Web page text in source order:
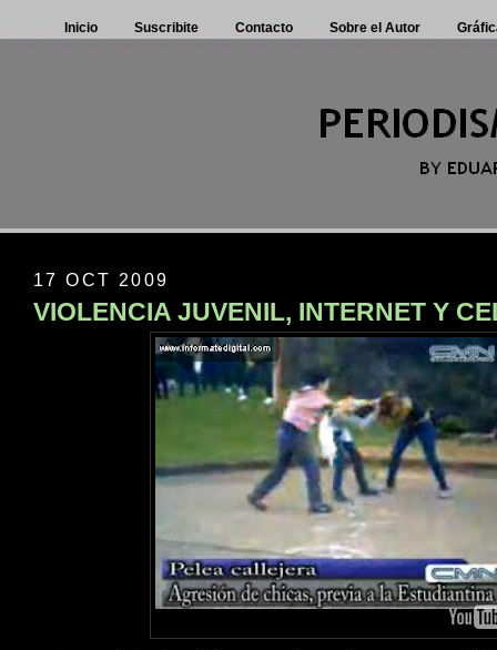
Inicio Suscribite Contacto Sobre el Autor
17 OCT 2009
VIOLENCIA JUVENIL, INTERNET Y